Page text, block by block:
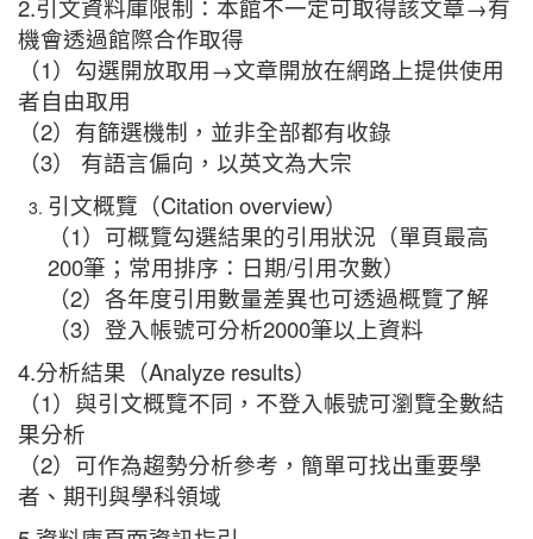
2.引文資料庫限制：本館不一定可取得該文章→有
機會透過館際合作取得
（1）勾選開放取用→文章開放在網路上提供使用
者自由取用
（2）有篩選機制，並非全部都有收錄
（3） 有語言偏向，以英文為大宗
引文概覽（Citation overview）
（1）可概覽勾選結果的引用狀況（單頁最高
200筆；常用排序：日期/引用次數）
（2）各年度引用數量差異也可透過概覽了解
（3）登入帳號可分析2000筆以上資料
4.分析結果（Analyze results）
（1）與引文概覽不同，不登入帳號可瀏覽全數結
果分析
（2）可作為趨勢分析參考，簡單可找出重要學
者、期刊與學科領域